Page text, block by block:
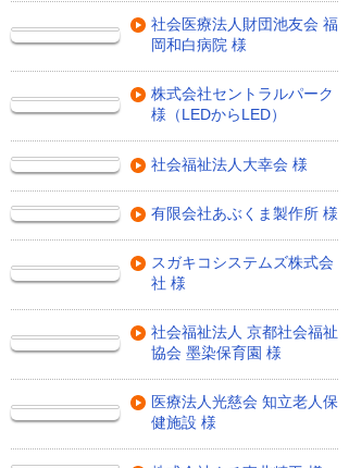
社会医療法人財団池友会 福
岡和白病院 様
株式会社セントラルパーク
様（LEDからLED）
社会福祉法人大幸会 様
有限会社あぶくま製作所 様
スガキコシステムズ株式会
社 様
社会福祉法人 京都社会福祉
協会 墨染保育園 様
医療法人光慈会 知立老人保
健施設 様